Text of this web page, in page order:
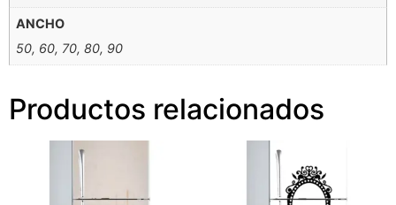
ANCHO
50, 60, 70, 80, 90
Productos relacionados